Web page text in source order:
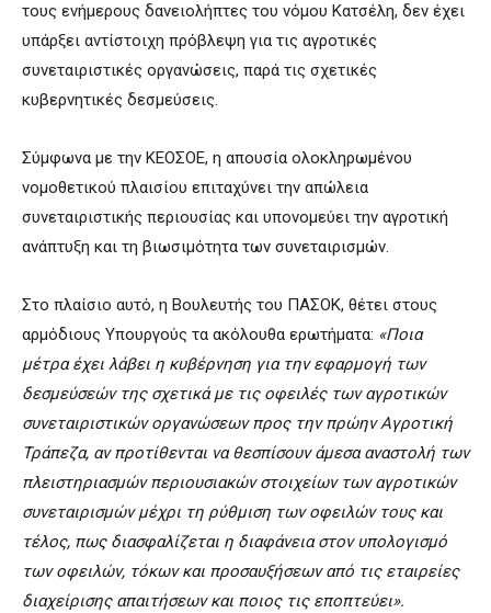
τους ενήμερους δανειολήπτες του νόμου Κατσέλη, δεν έχει
υπάρξει αντίστοιχη πρόβλεψη για τις αγροτικές
συνεταιριστικές οργανώσεις, παρά τις σχετικές
κυβερνητικές δεσμεύσεις.
Σύμφωνα με την ΚΕΟΣΟΕ, η απουσία ολοκληρωμένου
νομοθετικού πλαισίου επιταχύνει την απώλεια
συνεταιριστικής περιουσίας και υπονομεύει την αγροτική
ανάπτυξη και τη βιωσιμότητα των συνεταιρισμών.
Στο πλαίσιο αυτό, η Βουλευτής του ΠΑΣΟΚ, θέτει στους
αρμόδιους Υπουργούς τα ακόλουθα ερωτήματα: «Ποια
μέτρα έχει λάβει η κυβέρνηση για την εφαρμογή των
δεσμεύσεών της σχετικά με τις οφειλές των αγροτικών
συνεταιριστικών οργανώσεων προς την πρώην Αγροτική
Τράπεζα, αν προτίθενται να θεσπίσουν άμεσα αναστολή των
πλειστηριασμών περιουσιακών στοιχείων των αγροτικών
συνεταιρισμών μέχρι τη ρύθμιση των οφειλών τους και
τέλος, πως διασφαλίζεται η διαφάνεια στον υπολογισμό
των οφειλών, τόκων και προσαυξήσεων από τις εταιρείες
διαχείρισης απαιτήσεων και ποιος τις εποπτεύει».